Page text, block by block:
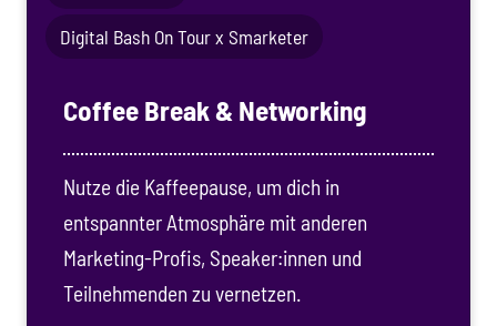
Digital Bash On Tour x Smarketer
Coffee Break & Networking
Nutze die Kaffeepause, um dich in
entspannter Atmosphäre mit anderen
Marketing-Profis, Speaker:innen und
Teilnehmenden zu vernetzen.